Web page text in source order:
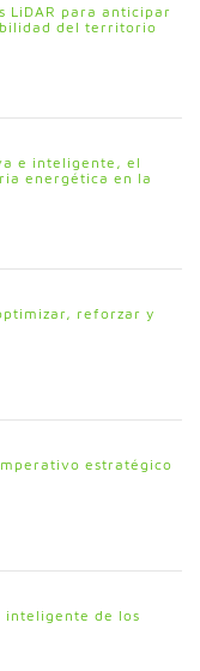
para anticipar
del territorio
e inteligente, el
energética en la
reforzar y
estratégico
inteligente de los